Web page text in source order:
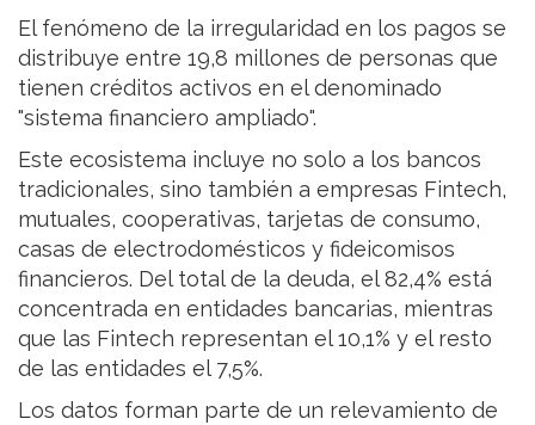
El fenómeno de la irregularidad en los pagos se
distribuye entre 19,8 millones de personas que
tienen créditos activos en el denominado
"sistema financiero ampliado".
Este ecosistema incluye no solo a los bancos
tradicionales, sino también a empresas Fintech,
mutuales, cooperativas, tarjetas de consumo,
casas de electrodomésticos y fideicomisos
financieros. Del total de la deuda, el 82,4% está
concentrada en entidades bancarias, mientras
que las Fintech representan el 10,1% y el resto
de las entidades el 7,5%.
Los datos forman parte de un relevamiento de